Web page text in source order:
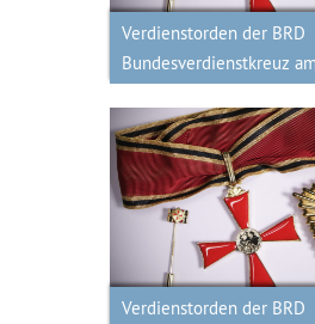
Verdienstorden der BRD
Bundesverdienstkreuz
Verdienstorden
Verdienstorden der BRD